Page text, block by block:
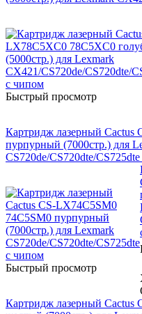
Быстрый просмотр
Картридж лазерный Cactus
пурпурный (7000стр.) для
CS720de/CS720dte/
Быстрый просмотр
Картридж лазерный Cactus